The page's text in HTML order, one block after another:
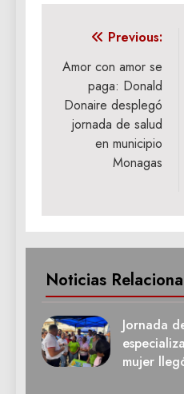
Navegación
de
entradas
Previous:
Amor con amor se
paga: Donald
Donaire desplegó
jornada de salud
en municipio
Monagas
Noticias
Jornada
mujer